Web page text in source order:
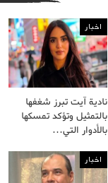
اخبار
نادية آيت تبرز شغفها
بالتمثيل وتؤكد تمسكها
بالأدوار التي…
اخبار